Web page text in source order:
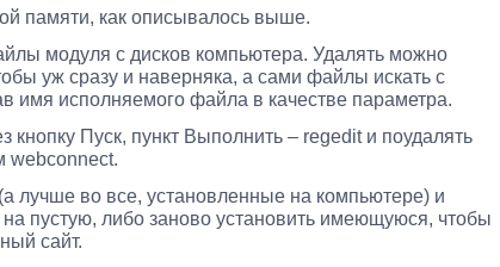
памяти, как описывалось выше.
модуля с дисков компьютера. Удалять можно
уж сразу и наверняка, а сами файлы искать с
имя исполняемого файла в качестве параметра.
кнопку Пуск, пункт Выполнить – regedit и поудалять
webconnect.
лучше во все, установленные на компьютере) и
пустую, либо заново установить имеющуюся, чтобы
сайт.